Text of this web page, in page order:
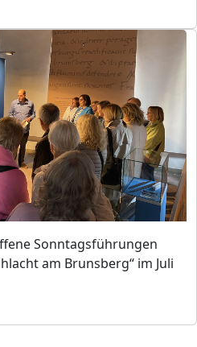
Sonntagsführungen
am Brunsberg“ im Juli